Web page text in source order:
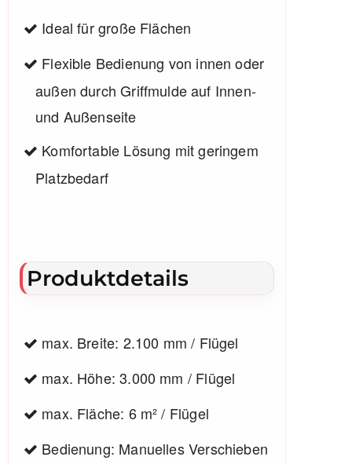
Ideal für große Flächen
Flexible Bedienung von innen oder
außen durch Griffmulde auf Innen-
und Außenseite
Komfortable Lösung mit geringem
Platzbedarf
Produktdetails
max. Breite: 2.100 mm / Flügel
max. Höhe: 3.000 mm / Flügel
max. Fläche: 6 m² / Flügel
Bedienung: Manuelles Verschieben